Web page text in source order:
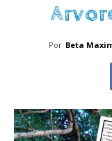
Por Beta